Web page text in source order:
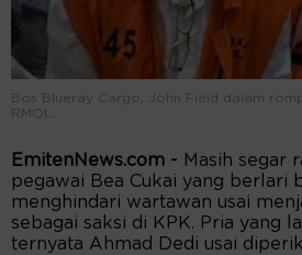
Bos Blueray Cargo, John Field dalam
RMOL.
EmitenNews.com - Masih segar
pegawai Bea Cukai yang berlari
menghindari wartawan usai
sebagai saksi di KPK. Pria yang
ternyata Ahmad Dedi usai